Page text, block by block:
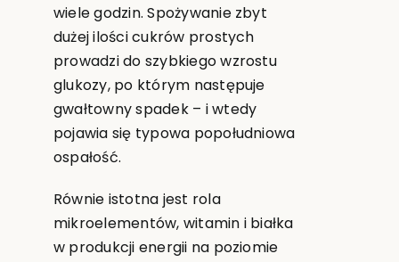
wiele godzin. Spożywanie zbyt
dużej ilości cukrów prostych
prowadzi do szybkiego wzrostu
glukozy, po którym następuje
gwałtowny spadek – i wtedy
pojawia się typowa popołudniowa
ospałość.
Równie istotna jest rola
mikroelementów, witamin i białka
w produkcji energii na poziomie